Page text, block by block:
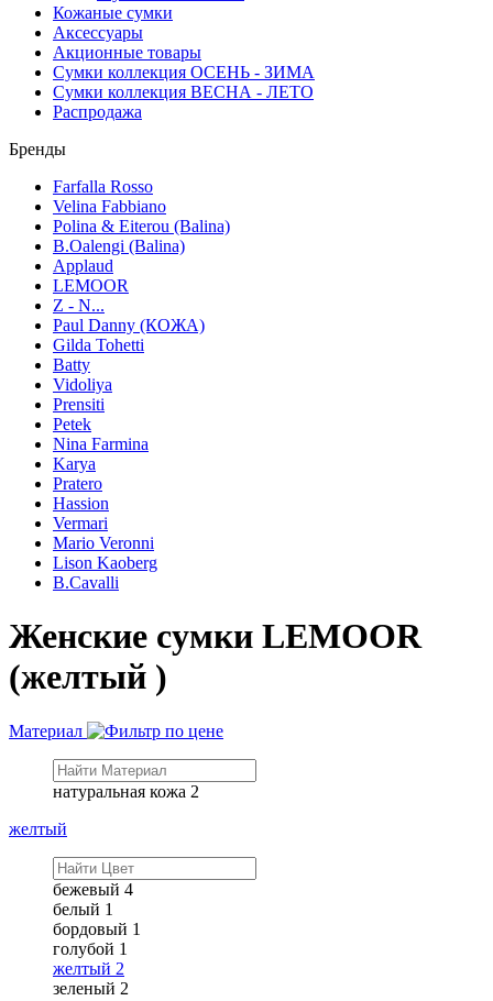
Кожаные сумки
Аксессуары
Акционные товары
Сумки коллекция ОСЕНЬ - ЗИМА
Сумки коллекция ВЕСНА - ЛЕТО
Распродажа
Бренды
Farfalla Rosso
Velina Fabbiano
Polina & Eiterou (Balina)
B.Oalengi (Balina)
Applaud
LEMOOR
Z - N...
Paul Danny (КОЖА)
Gilda Tohetti
Batty
Vidoliya
Prensiti
Petek
Nina Farmina
Karya
Pratero
Hassion
Vermari
Mario Veronni
Lison Kaoberg
B.Cavalli
Женские сумки LEMOOR
(желтый )
Материал
натуральная кожа 2
желтый
бежевый 4
белый 1
бордовый 1
голубой 1
желтый 2
зеленый 2